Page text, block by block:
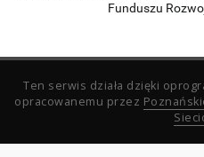
Funduszu
Ten serwis działa dzięki
opracowanemu przez